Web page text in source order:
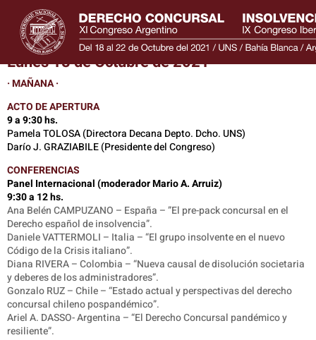
PROGRAMA
Lunes 18 de Octubre de 2021
· MAÑANA ·
ACTO DE APERTURA
9 a 9:30 hs.
Pamela TOLOSA (Directora Decana Depto. Dcho. UNS)
Darío J. GRAZIABILE (Presidente del Congreso)
CONFERENCIAS
Panel Internacional (moderador Mario A. Arruiz)
9:30 a 12 hs.
Ana Belén CAMPUZANO – España – ”El pre-pack concursal en el
Derecho español de insolvencia”.
Daniele VATTERMOLI – Italia – “El grupo insolvente en el nuevo
Código de la Crisis italiano”.
Diana RIVERA – Colombia – “Nueva causal de disolución societaria
y deberes de los administradores”.
Gonzalo RUZ – Chile – “Estado actual y perspectivas del derecho
concursal chileno pospandémico”.
Ariel A. DASSO- Argentina – “El Derecho Concursal pandémico y
resiliente”.